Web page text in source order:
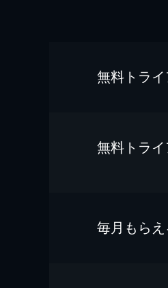
無料トラ
無料トラ
毎⽉もら